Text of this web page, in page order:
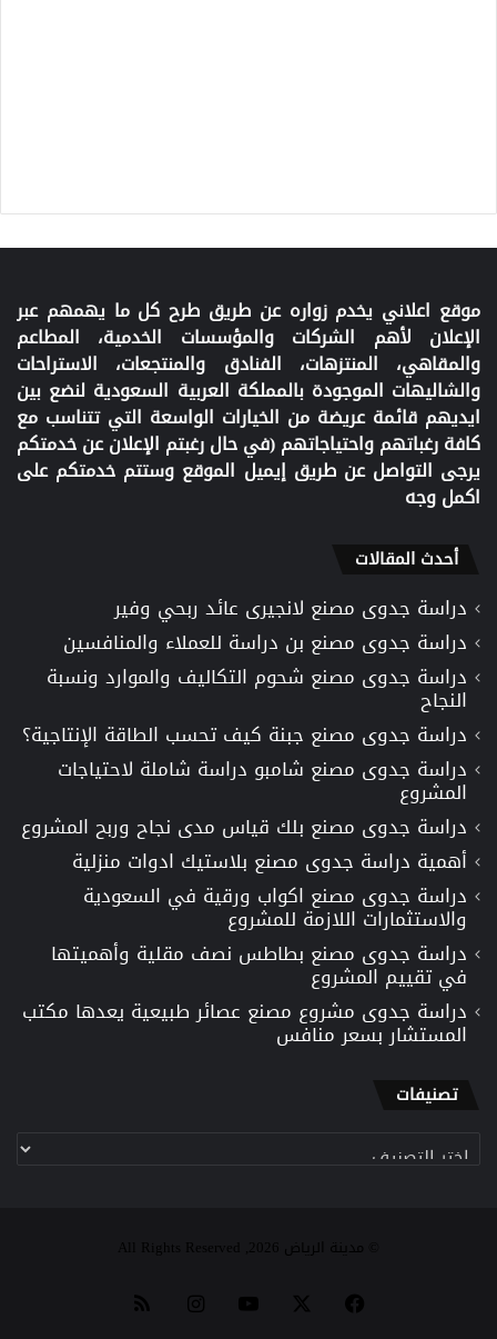
موقع اعلاني يخدم زواره عن طريق طرح كل ما يهمهم عبر
الإعلان لأهم الشركات والمؤسسات الخدمية، المطاعم
والمقاهي، المنتزهات، الفنادق والمنتجعات، الاستراحات
والشاليهات الموجودة بالمملكة العربية السعودية لنضع بين
ايديهم قائمة عريضة من الخيارات الواسعة التي تتناسب مع
كافة رغباتهم واحتياجاتهم (في حال رغبتم الإعلان عن خدمتكم
يرجى التواصل عن طريق إيميل الموقع وستتم خدمتكم على
اكمل وجه
أحدث المقالات
دراسة جدوى مصنع لانجيرى عائد ربحي وفير
دراسة جدوى مصنع بن دراسة للعملاء والمنافسين
دراسة جدوى مصنع شحوم التكاليف والموارد ونسبة
النجاح
دراسة جدوى مصنع جبنة كيف تحسب الطاقة الإنتاجية؟
دراسة جدوى مصنع شامبو دراسة شاملة لاحتياجات
المشروع
دراسة جدوى مصنع بلك قياس مدى نجاح وربح المشروع
أهمية دراسة جدوى مصنع بلاستيك ادوات منزلية
دراسة جدوى مصنع اكواب ورقية في السعودية
والاستثمارات اللازمة للمشروع
دراسة جدوى مصنع بطاطس نصف مقلية وأهميتها
في تقييم المشروع
دراسة جدوى مشروع مصنع عصائر طبيعية يعدها مكتب
المستشار بسعر منافس
تصنيفات
تصنيفات
© مدينة الرياض 2026, All Rights Reserved
فيسبوك ‫YouTube انستقرام